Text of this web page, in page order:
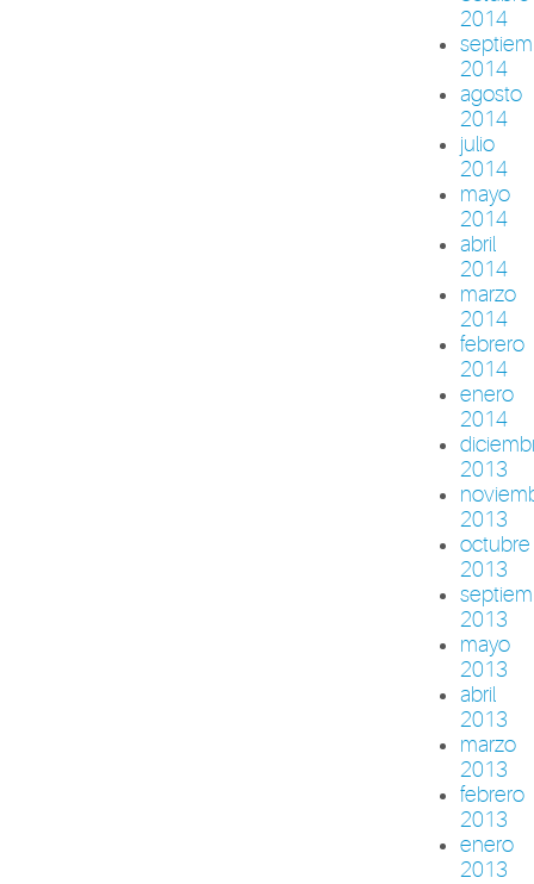
2014
2014
agosto
2014
julio
2014
mayo
2014
abril
2014
marzo
2014
febrero
2014
enero
2014
2013
2013
octubre
2013
2013
mayo
2013
abril
2013
marzo
2013
febrero
2013
enero
2013